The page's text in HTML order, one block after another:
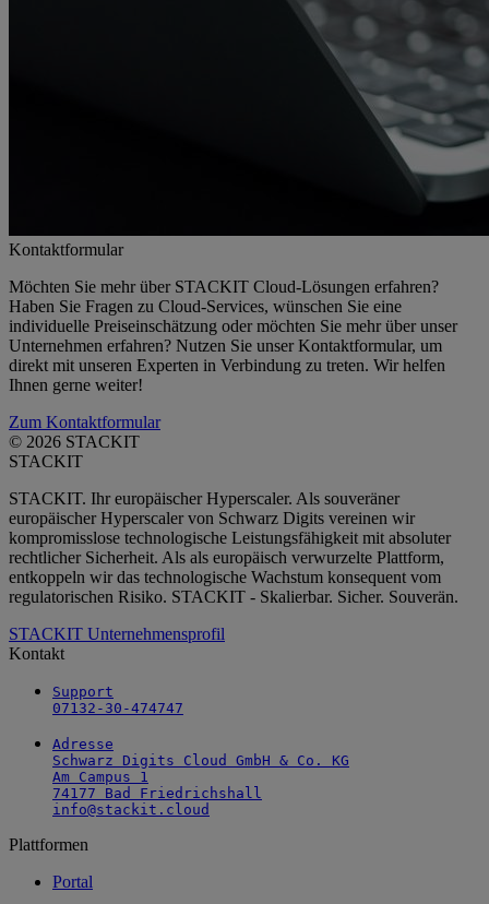
Kontaktformular
Möchten Sie mehr über STACKIT Cloud-Lösungen erfahren?
Haben Sie Fragen zu Cloud-Services, wünschen Sie eine
individuelle Preiseinschätzung oder möchten Sie mehr über unser
Unternehmen erfahren? Nutzen Sie unser Kontaktformular, um
direkt mit unseren Experten in Verbindung zu treten. Wir helfen
Ihnen gerne weiter!
Zum Kontaktformular
© 2026 STACKIT
STACKIT
STACKIT. Ihr europäischer Hyperscaler. Als souveräner
europäischer Hyperscaler von Schwarz Digits vereinen wir
kompromisslose technologische Leistungsfähigkeit mit absoluter
rechtlicher Sicherheit. Als als europäisch verwurzelte Plattform,
entkoppeln wir das technologische Wachstum konsequent vom
regulatorischen Risiko. STACKIT - Skalierbar. Sicher. Souverän.
STACKIT Unternehmensprofil
Kontakt
Support
07132-30-474747
Adresse
Schwarz Digits Cloud GmbH & Co. KG
Am Campus 1
74177 Bad Friedrichshall
info@stackit.cloud
Plattformen
Portal